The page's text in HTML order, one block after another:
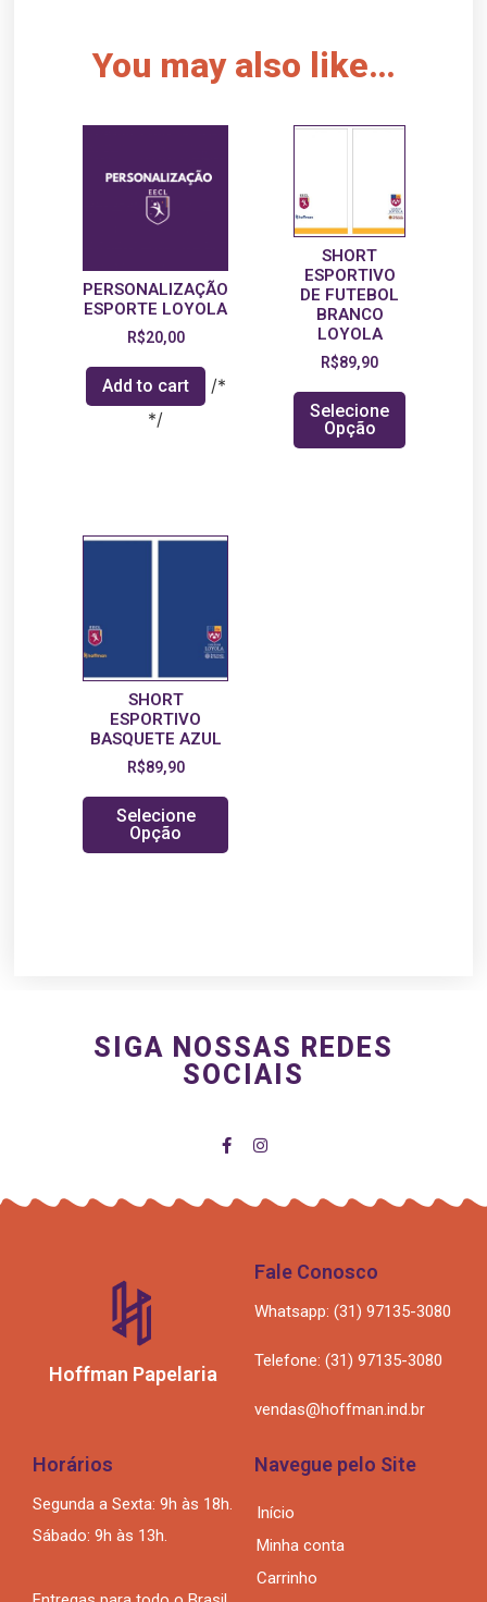
You may also like…
PERSONALIZAÇÃO
ESPORTE LOYOLA
R$20,00
Add to cart
/*
*/
SHORT
ESPORTIVO
DE FUTEBOL
BRANCO
LOYOLA
R$89,90
Selecione
Opção
SHORT
ESPORTIVO
BASQUETE AZUL
R$89,90
Selecione
Opção
SIGA NOSSAS REDES
SOCIAIS
Hoffman Papelaria
Fale Conosco
Whatsapp: (31) 97135-3080
Telefone: (31) 97135-3080
vendas@hoffman.ind.br
Horários
Segunda a Sexta: 9h às 18h.
Sábado: 9h às 13h.
Navegue pelo Site
Início
Minha conta
Carrinho